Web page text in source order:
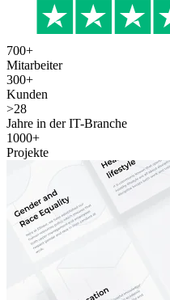
700+
Mitarbeiter
300+
Kunden
>28
Jahre in der IT-Branche
1000+
Projekte